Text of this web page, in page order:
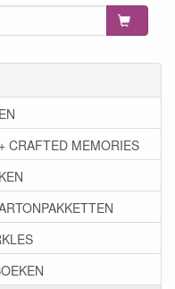
CRAFTED MEMORIES